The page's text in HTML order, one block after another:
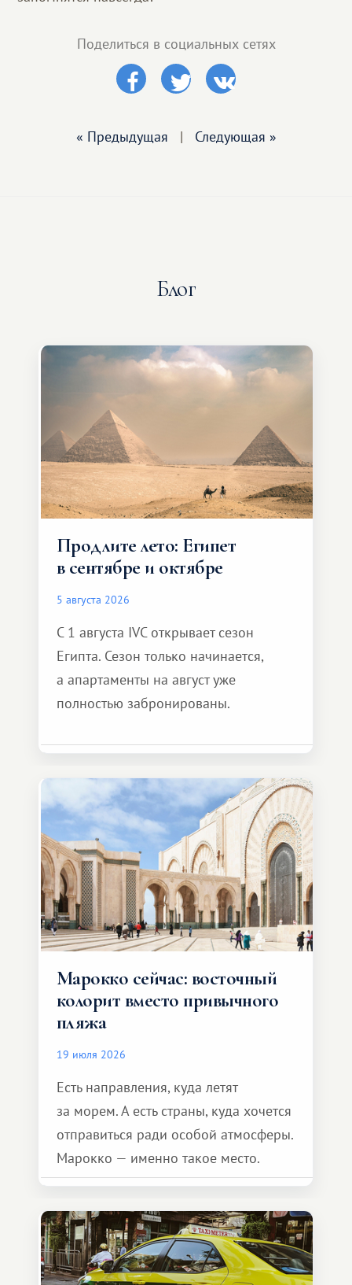
Поделиться в социальных сетях
« Предыдущая | Следующая »
Блог
Продлите лето: Египет
в сентябре и октябре
5 августа 2026
С 1 августа IVC открывает сезон
Египта. Сезон только начинается,
а апартаменты на август уже
полностью забронированы.
Марокко сейчас: восточный
колорит вместо привычного
пляжа
19 июля 2026
Есть направления, куда летят
за морем. А есть страны, куда хочется
отправиться ради особой атмосферы.
Марокко — именно такое место.